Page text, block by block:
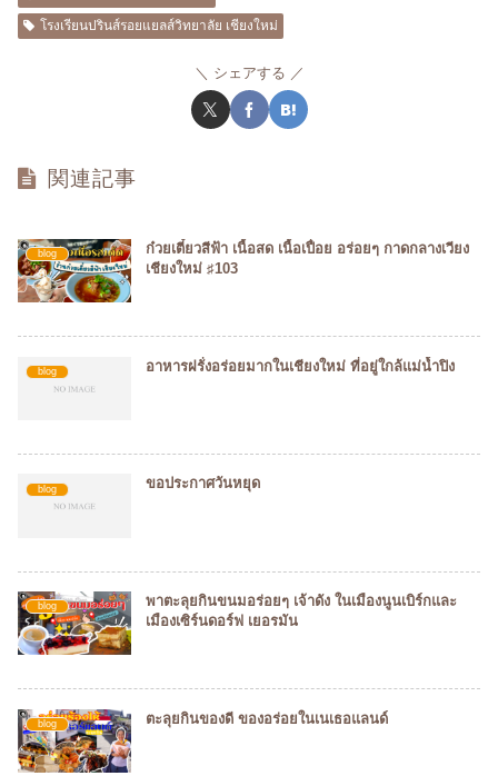
โรงเรียนปรินส์รอยแยลส์วิทยาลัย เชียงใหม่
シェアする
関連記事
blog
ก๋วยเตี๋ยวสีฟ้า เนื้อสด เนื้อเปื่อย อร่อยๆ กาดกลางเวียง
เชียงใหม่ ♯103
blog อาหารฝรั่งอร่อยมากในเชียงใหม่ ที่อยู่ใกล้แม่น้ำปิง
blog ขอประกาศวันหยุด
blog
พาตะลุยกินขนมอร่อยๆ เจ้าดัง ในเมืองนูนเบิร์กและ
เมืองเซิร์นดอร์ฟ เยอรมัน
blog ตะลุยกินของดี ของอร่อยในเนเธอแลนด์